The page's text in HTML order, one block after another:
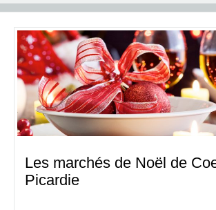
Les marchés de Noël de
Picardie